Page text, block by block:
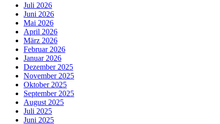
Juli 2026
Juni 2026
Mai 2026
April 2026
März 2026
Februar 2026
Januar 2026
Dezember 2025
November 2025
Oktober 2025
September 2025
August 2025
Juli 2025
Juni 2025